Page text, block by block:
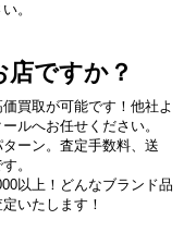
。
ですか？
買取が可能です！他社よ
ルへお任せください。
ーン。査定手数料、送
。
以上！どんなブランド品
いたします！